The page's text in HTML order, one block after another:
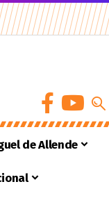
de Allende